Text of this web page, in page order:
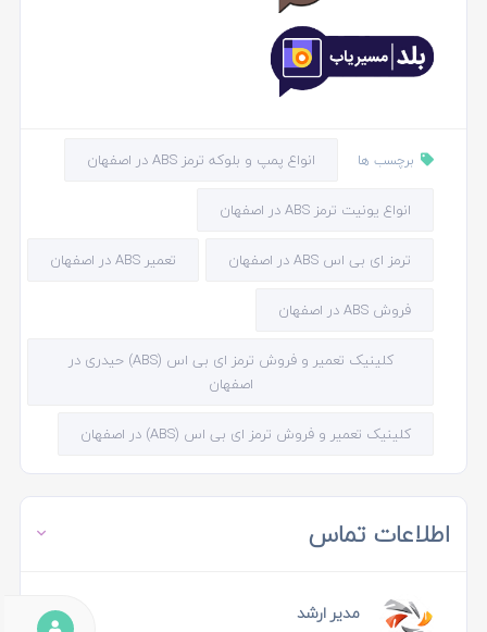
برچسب ها انواع پمپ و بلوکه ترمز ABS در اصفهان
انواع یونیت ترمز ABS در اصفهان
ترمز ای بی اس ABS در اصفهان تعمیر ABS در اصفهان
فروش ABS در اصفهان
کلینیک تعمیر و فروش ترمز ای بی اس (ABS) حیدری در
اصفهان
کلینیک تعمیر و فروش ترمز ای بی اس (ABS) در اصفهان
اطلاعات تماس
مدیر ارشد